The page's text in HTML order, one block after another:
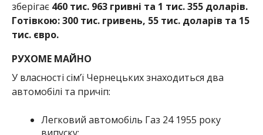
зберігає 460 тис. 963 гривні та 1 тис. 355 доларів.
Готівкою: 300 тис. гривень, 55 тис. доларів та 15
тис. євро.
РУХОМЕ МАЙНО
У власності сім’ї Чернецьких знаходиться два
автомобілі та причіп:
Легковий автомобіль Газ 24 1955 року